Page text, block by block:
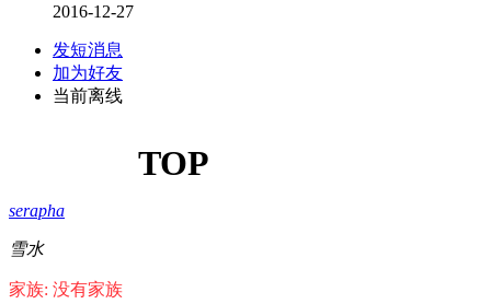
2016-12-27
发短消息
加为好友
当前离线
TOP
serapha
雪水
家族: 没有家族